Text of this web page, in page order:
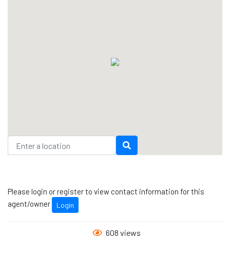
Please login or register to view contact information for this
agent/owner
Login
608 views